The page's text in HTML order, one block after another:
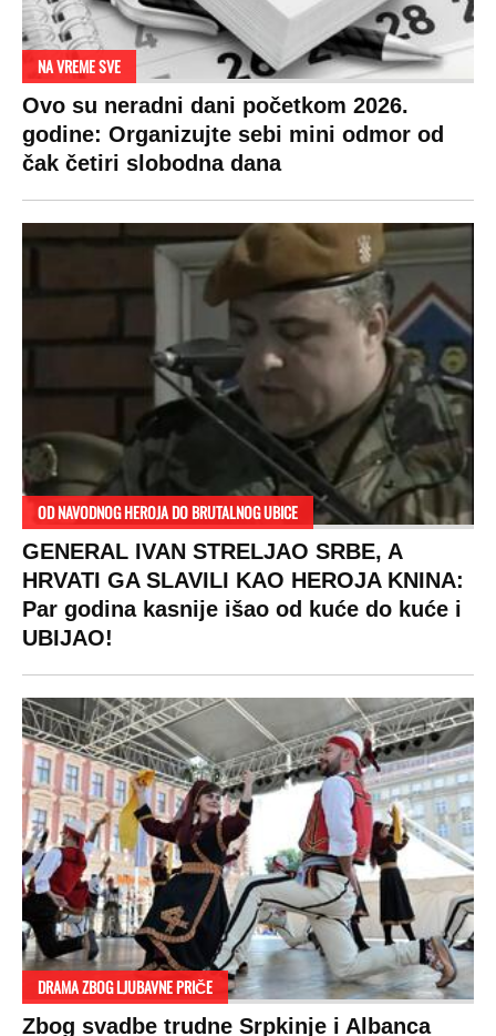
RAJ!
Žene u Srbiji su poludele za njima,
ogledaju se, bacaju pare: Ovde bunde
koštaju 100 evra, a neke i 2.000 dinara!
SPREMITE SE
Za posnu slavsku trpezu ove godine treba
izdvojiti ozbiljnu sumu novca: Nečija cela
plata ode na svega 20 gostiju
VESTI
Politika
Društvo
Hronika
Ekonomija
SHOWBIZ
Rijaliti
Zvezde
Holivud
Kviz
SPORT
Fudbal
Košarka
Tenis
Ostali sportovi
VIRALNO
Bizar
Svaštara
Tiktok